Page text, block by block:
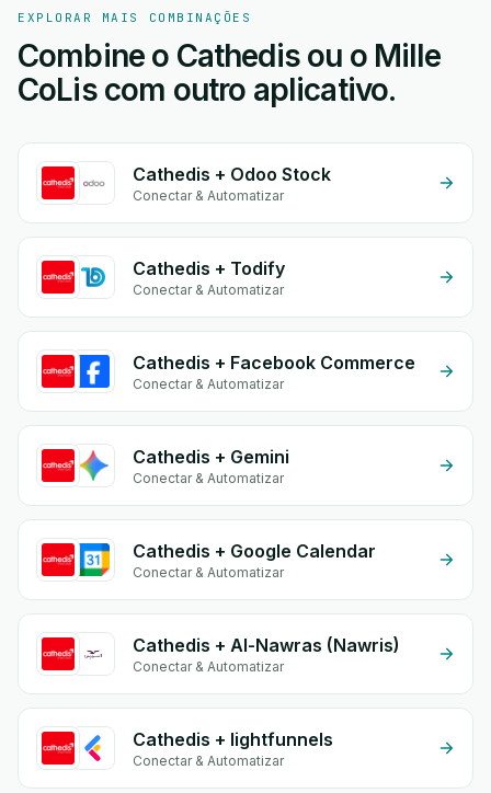
EXPLORAR MAIS COMBINAÇÕES
Combine o Cathedis ou o Mille
CoLis com outro aplicativo.
Cathedis + Odoo Stock
Conectar & Automatizar
Cathedis + Todify
Conectar & Automatizar
Cathedis + Facebook Commerce
Conectar & Automatizar
Cathedis + Gemini
Conectar & Automatizar
Cathedis + Google Calendar
Conectar & Automatizar
Cathedis + Al-Nawras (Nawris)
Conectar & Automatizar
Cathedis + lightfunnels
Conectar & Automatizar